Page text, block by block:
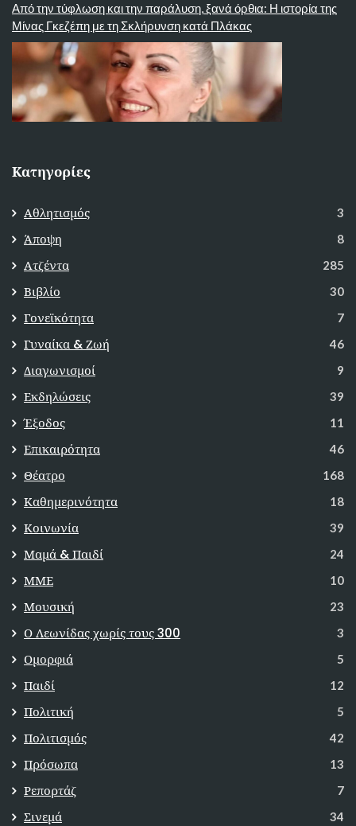
Από την τύφλωση και την παράλυση, ξανά όρθια: Η ιστορία της
Μίνας Γκεζέπη με τη Σκλήρυνση κατά Πλάκας
Κατηγορίες
Αθλητισμός 3
Άποψη 8
Ατζέντα 285
Βιβλίο 30
Γονεϊκότητα 7
Γυναίκα & Ζωή 46
Διαγωνισμοί 9
Εκδηλώσεις 39
Έξοδος 11
Επικαιρότητα 46
Θέατρο 168
Καθημερινότητα 18
Κοινωνία 39
Μαμά & Παιδί 24
ΜΜΕ 10
Μουσική 23
Ο Λεωνίδας χωρίς τους 300 3
Ομορφιά 5
Παιδί 12
Πολιτική 5
Πολιτισμός 42
Πρόσωπα 13
Ρεπορτάζ 7
Σινεμά 34